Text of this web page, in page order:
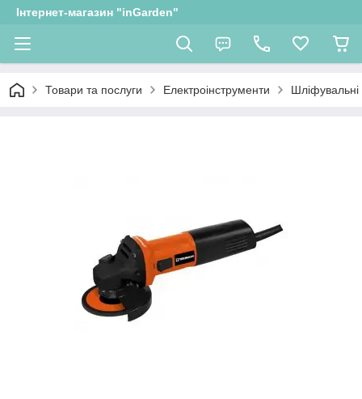
Інтернет-магазин "inGarden"
Товари та послуги Електроінструменти